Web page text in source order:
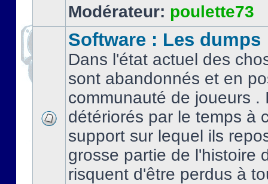
Modérateur: poulette73
Software : Les dumps
Dans l'état actuel des
sont abandonnés et en
communauté de joueurs .
détériorés par le temps à
support sur lequel ils
grosse partie de l'histoire
risquent d'être perdus à